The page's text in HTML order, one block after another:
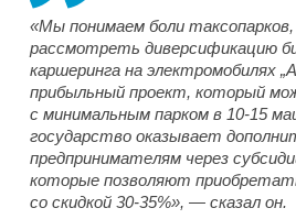
«Мы понимаем боли
рассмотреть диверсификацию
каршеринга на электромобилях
прибыльный проект, который
с минимальным парком в 10-15
государство оказывает
предпринимателям через
которые позволяют
со скидкой 30-35%», — сказал он.